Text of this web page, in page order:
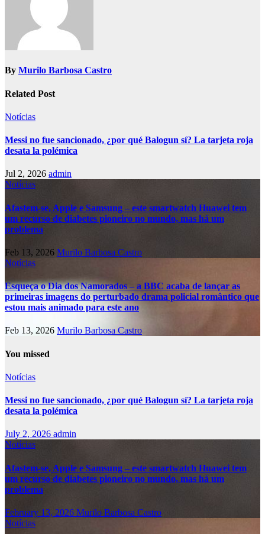
By Murilo Barbosa Castro
Related Post
Notícias
Messi no fue sancionado, ¿por qué Balogun sí? La tarjeta roja
desata la polémica
Jul 2, 2026 admin
Notícias
Afastem-se, Apple e Samsung – este smartwatch Huawei tem
um recurso de diabetes pioneiro no mundo, mas há um
problema
Feb 13, 2026 Murilo Barbosa Castro
Notícias
Esqueça o Dia dos Namorados – a BBC acaba de lançar as
primeiras imagens do perturbado drama policial romântico que
estou mais animado para este ano
Feb 13, 2026 Murilo Barbosa Castro
You missed
Notícias
Messi no fue sancionado, ¿por qué Balogun sí? La tarjeta roja
desata la polémica
July 2, 2026 admin
Notícias
Afastem-se, Apple e Samsung – este smartwatch Huawei tem
um recurso de diabetes pioneiro no mundo, mas há um
problema
February 13, 2026 Murilo Barbosa Castro
Notícias